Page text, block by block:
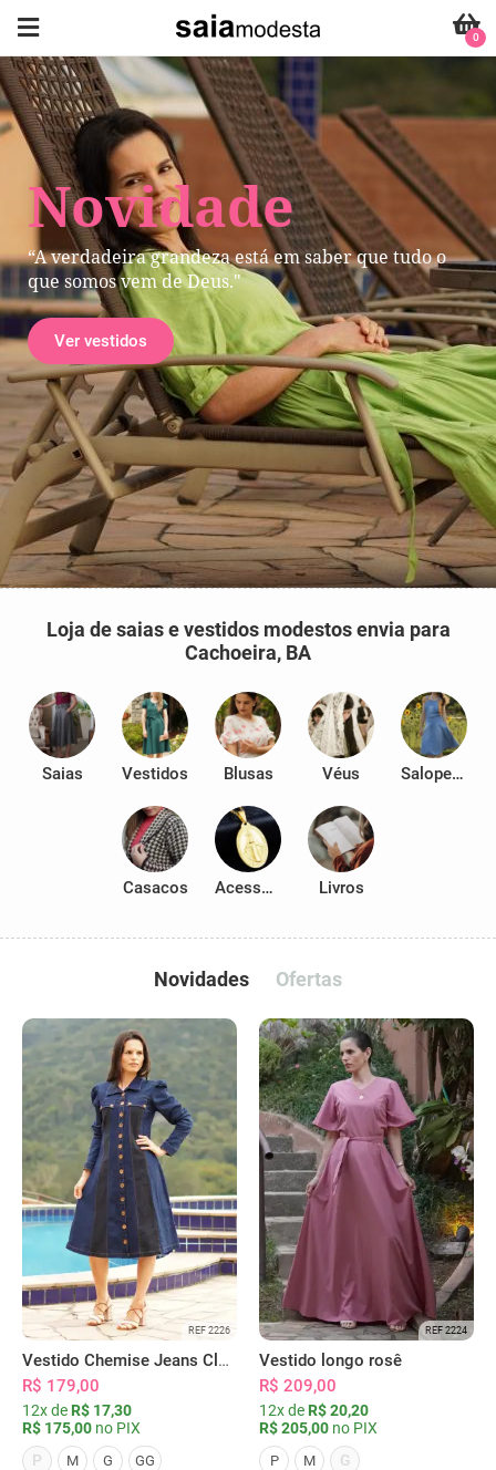
Novidade
“A verdadeira grandeza está em saber que tudo o
que somos vem de Deus."
Ver vestidos
0
Loja de saias e vestidos modestos envia para
Cachoeira, BA
Saias Vestidos Blusas Véus Salopetes
Casacos Acessórios Livros
Novidades Ofertas
REF 2226
Vestido Chemise Jeans Clássica Serena
R$ 179,00
12x de R$ 17,30
R$ 175,00 no PIX
P
M G GG
REF 2224
Vestido longo rosê
R$ 209,00
12x de R$ 20,20
R$ 205,00 no PIX
P M G